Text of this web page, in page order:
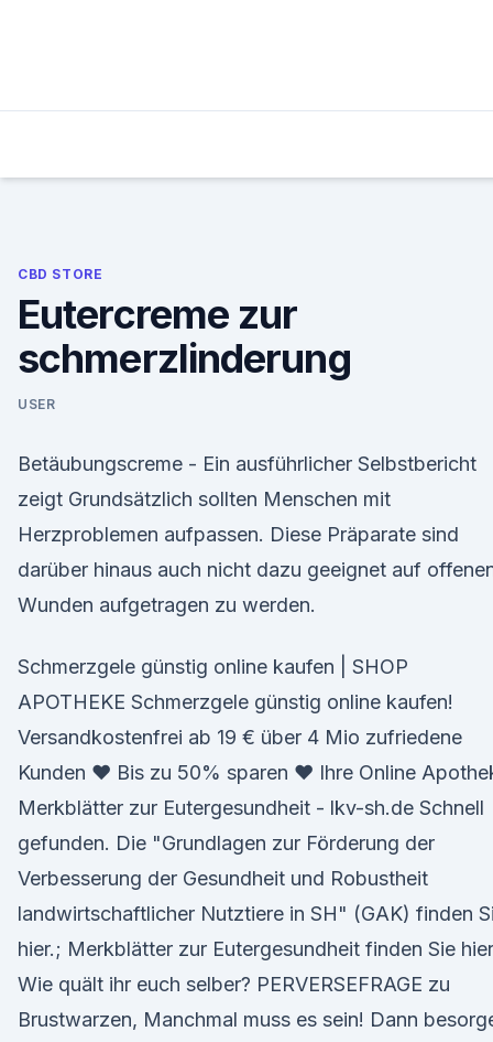
CBD STORE
Eutercreme zur
schmerzlinderung
USER
Betäubungscreme - Ein ausführlicher Selbstbericht
zeigt Grundsätzlich sollten Menschen mit
Herzproblemen aufpassen. Diese Präparate sind
darüber hinaus auch nicht dazu geeignet auf
Wunden aufgetragen zu werden.
Schmerzgele günstig online kaufen | SHOP
APOTHEKE Schmerzgele günstig online kaufen!
Versandkostenfrei ab 19 € über 4 Mio zufriedene
Kunden ♥ Bis zu 50% sparen ♥ Ihre Online
Merkblätter zur Eutergesundheit - lkv-sh.de Schnell
gefunden. Die "Grundlagen zur Förderung der
Verbesserung der Gesundheit und Robustheit
landwirtschaftlicher Nutztiere in SH" (GAK) finden
hier.; Merkblätter zur Eutergesundheit finden Sie
Wie quält ihr euch selber? PERVERSEFRAGE zu
Brustwarzen, Manchmal muss es sein! Dann